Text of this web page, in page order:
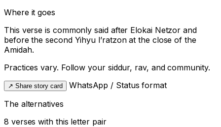
Where it goes
This verse is commonly said after Elokai Netzor and
before the second Yihyu l’ratzonat the close of the
Amidah.
Practices vary. Follow your siddur, rav, and community.
↗ Share story card
WhatsApp / Status format
The alternatives
8 verses with this letter pair